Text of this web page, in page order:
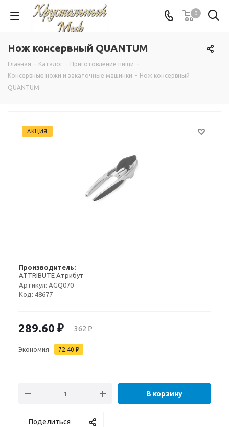
0
Нож консервный QUANTUM
Главная - Каталог - Приготовление пищи -
Консервные ножи и закаточные машинки - Нож консервный
QUANTUM
АКЦИЯ
Производитель:
ATTRIBUTE Атрибут
Артикул: AGQ070
Код: 48677
289.60 ₽ 362₽
Экономия 72.40 ₽
В корзину
Поделиться